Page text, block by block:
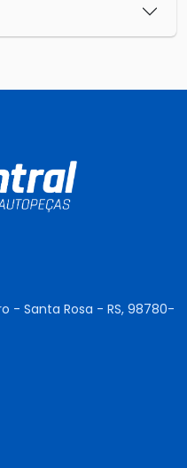
- Santa Rosa - RS, 98780-